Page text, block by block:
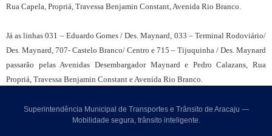
Rua Capela, Propriá, Travessa Benjamin Constant, Avenida Rio Branco.
Já as linhas 031 – Eduardo Gomes / Des. Maynard, 033 – Terminal Rodoviário/
Des. Maynard, 707- Castelo Branco/ Centro e 715 – Tijuquinha / Des. Maynard
passarão pelas Avenidas Desembargador Maynard e Pedro Calazans, Rua
Propriá, Travessa Benjamin Constant e Avenida Rio Branco.
Superintendência Municipal de Transportes e Trânsito de Aracaju —
Mobilidade segura, trânsito inteligente.